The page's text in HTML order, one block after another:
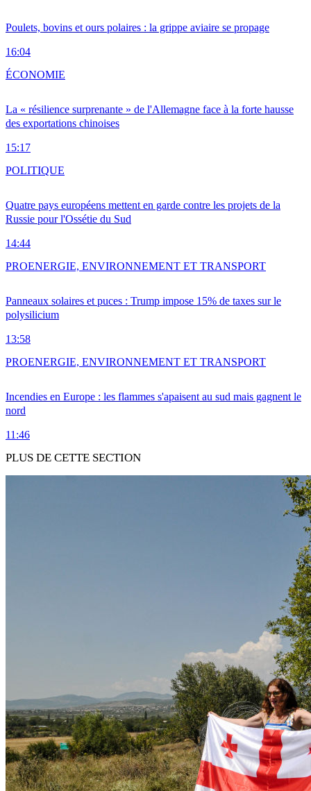
Poulets, bovins et ours polaires : la grippe aviaire se propage
16:04
La « résilience surprenante » de l'Allemagne face à la forte hausse
des exportations chinoises
15:17
ÉCONOMIE
Quatre pays européens mettent en garde contre les projets de la
Russie pour l'Ossétie du Sud
14:44
POLITIQUE
Panneaux solaires et puces : Trump impose 15% de taxes sur le
polysilicium
13:58
PROENERGIE, ENVIRONNEMENT ET TRANSPORT
Incendies en Europe : les flammes s'apaisent au sud mais gagnent le
nord
11:46
PROENERGIE, ENVIRONNEMENT ET TRANSPORT
PLUS DE CETTE SECTION